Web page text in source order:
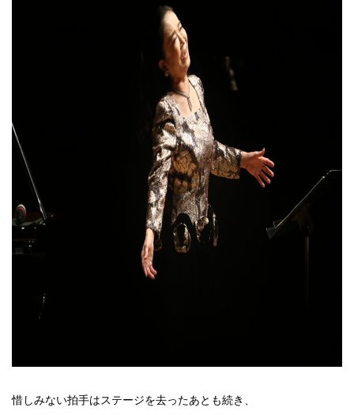
惜しみない拍手はステージを去ったあとも続き、